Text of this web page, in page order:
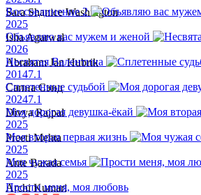
Sara Shanice Washington
Isha Agarwal
Abraham Jan Hubrik
Сапна Сэнд
Divya Rajpal
Preeti Mehta
Ante Barada
Archi Kumari
Воссоединение 2
2025
Объявляю вас мужем и женой
2026
Несвятая Валентина
20147.1
Сплетенные судьбой
20247.1
Моя дорогая девушка-ёкай
2025
Моя вторая первая жизнь
2025
Моя чужая семья
2025
Прости меня, моя любовь